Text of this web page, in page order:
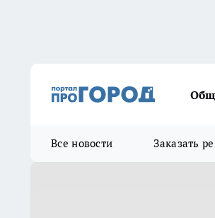
Все новости Заказать